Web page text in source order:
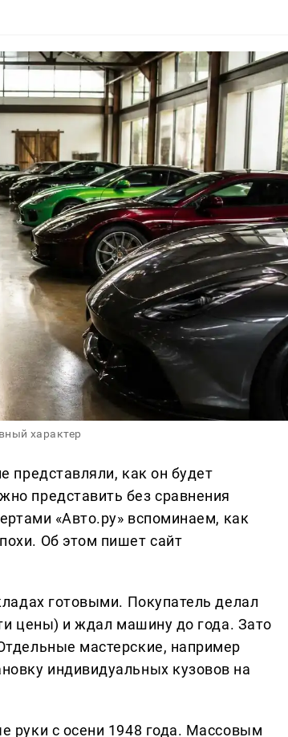
характер
представляли, как он будет
представить без сравнения
«Авто.ру» вспоминаем, как
Об этом пишет сайт
готовыми. Покупатель делал
цены) и ждал машину до года. Зато
мастерские, например
индивидуальных кузовов на
руки с осени 1948 года. Массовым